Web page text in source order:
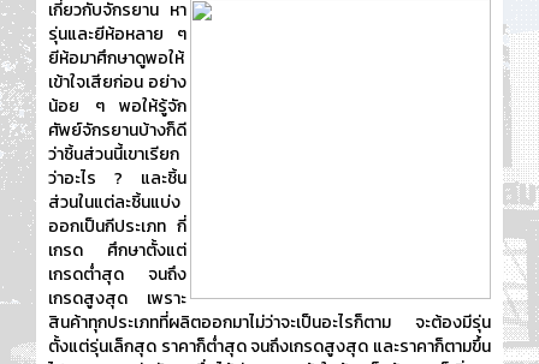
เกี่ยวกับจักรยาน หา
รุ่นและยีห้อหลาย ๆ
ยีห้อมาศึกษาดูพอให้
เข้าใจเสียก่อน อย่าง
น้อย ๆ พอให้รู้จัก
ศัพย์จักรยานบ้างก็ดี
ว่าชิ้นส่วนนี้เขาเรียก
ว่าอะไร ? และชิ้น
ส่วนในแต่ละชิ้นแบ่ง
ออกเป็นกีประเภท กี่
เกรด ศึกษาตั้งแต่
เกรดต่ำสุด จนถึง
เกรดสูงสุด เพราะ
สินค้าทุกประเภทที่ผลิตออกมาไม่ว่าจะเป็นอะไรก็ตาม จะต้องมีรุ่น
ตั้งแต่รุ่นเล็กสุด ราคาก็ต่ำสุด จนถึงเกรดสูงสุด และราคาก็ตามขึ้น